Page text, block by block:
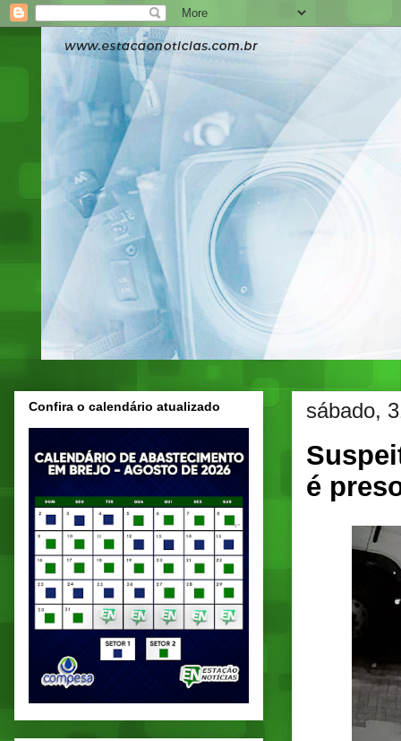
sábado,
é
Confira o calendário atualizado